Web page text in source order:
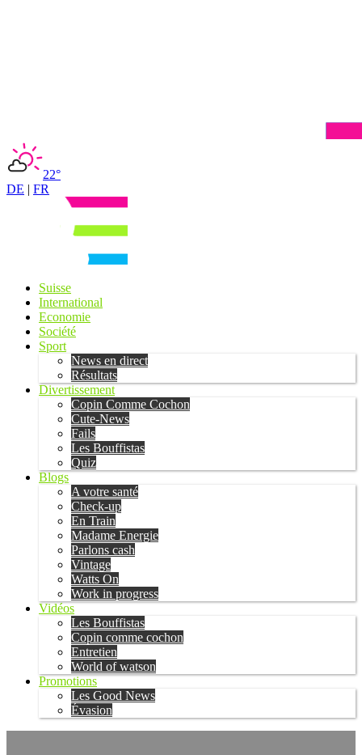
22°
DE | FR
Suisse
International
Economie
Société
Sport
News en direct
Résultats
Divertissement
Copin Comme Cochon
Cute-News
Fails
Les Bouffistas
Quiz
Blogs
A votre santé
Check-up
En Train
Madame Energie
Parlons cash
Vintage
Watts On
Work in progress
Vidéos
Les Bouffistas
Copin comme cochon
Entretien
World of watson
Promotions
Les Good News
Évasion